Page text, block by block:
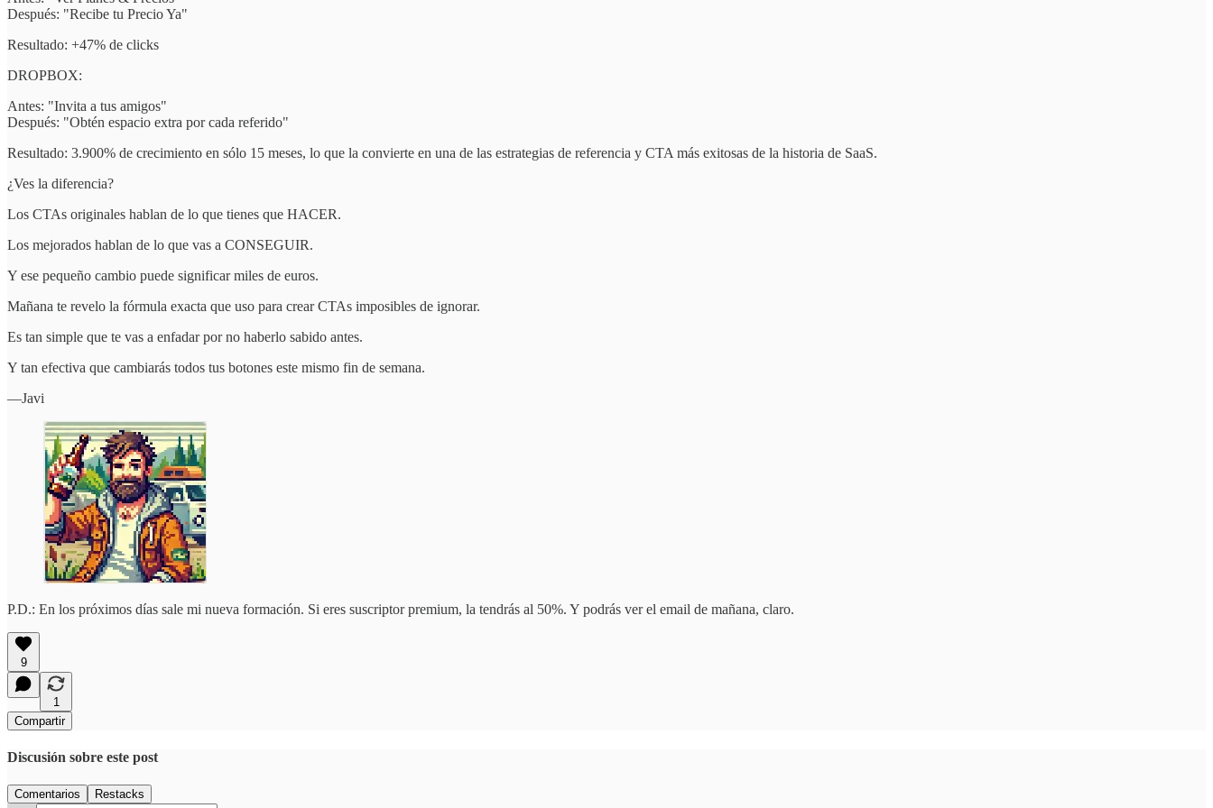
Después: "Recibe tu Precio Ya"
Resultado: +47% de clicks
DROPBOX:
Antes: "Invita a tus amigos"
Después: "Obtén espacio extra por cada referido"
Resultado: 3.900% de crecimiento en sólo 15 meses, lo que la convierte en una de las estrategias de referencia y CTA más exitosas de la historia de SaaS.
¿Ves la diferencia?
Los CTAs originales hablan de lo que tienes que HACER.
Los mejorados hablan de lo que vas a CONSEGUIR.
Y ese pequeño cambio puede significar miles de euros.
Mañana te revelo la fórmula exacta que uso para crear CTAs imposibles de ignorar.
Es tan simple que te vas a enfadar por no haberlo sabido antes.
Y tan efectiva que cambiarás todos tus botones este mismo fin de semana.
—Javi
P.D.: En los próximos días sale mi nueva formación. Si eres suscriptor premium, la tendrás al 50%. Y podrás ver el email de mañana, claro.
9
1
Compartir
Discusión sobre este post
Comentarios Restacks